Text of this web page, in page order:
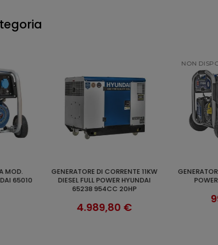
SCOPRI
GENERATORE LS 6KW 420CC FULL
POWER HYUNDAI 65006
GENERATORE DI CORRENTE 3KW
BENZINA